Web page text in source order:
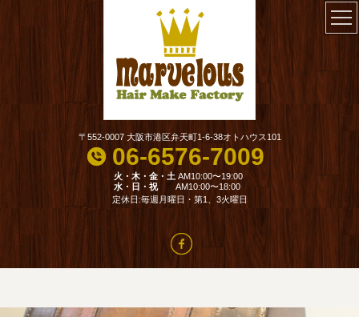
〒552-0007 大阪市港区弁天町1-6-38オトハウス101
06-6576-7009
火・木・金・土 AM10:00〜19:00
水・日・祝
AM10:00〜18:00
定休日:毎週月曜日・第1、3火曜日